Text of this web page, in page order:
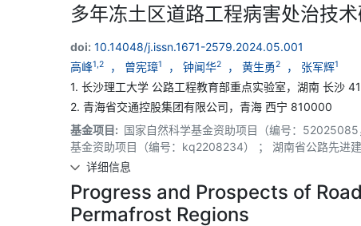
多年冻土区道路工程病害处治技
doi: 10.14048/j.issn.1671-2579.2024.05.001
高峰1,2 ， 曾宪璋1 ， 钟闻华2 ， 黄生勇2 ， 张军辉1
1. 长沙理工大学 公路工程教育部重点实验室，湖南 长沙
2. 青海省交通控股集团有限公司，青海 西宁 810000
基金项目: 国家自然科学基金资助项目（编号：
基金资助项目（编号：kq2208234） ； 湖南省公路先进
详细信息
Progress and Prospects of
Permafrost Regions